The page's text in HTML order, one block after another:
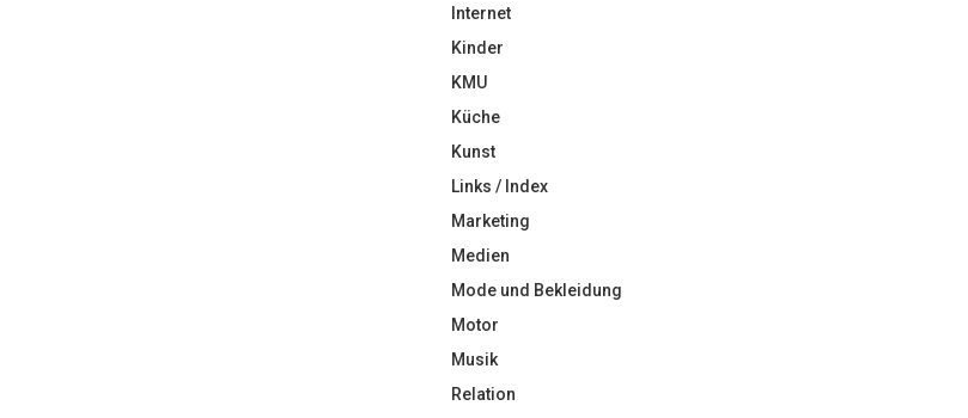
Internet
Kinder
KMU
Küche
Kunst
Links / Index
Marketing
Medien
Mode und Bekleidung
Motor
Musik
Relation